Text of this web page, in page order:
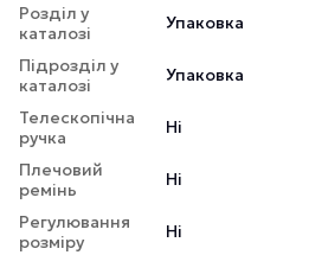
Розділ у
каталозі
Упаковка
Підрозділ у
каталозі
Упаковка
Телескопічна
ручка
Ні
Плечовий
ремінь
Ні
Регулювання
розміру
Ні